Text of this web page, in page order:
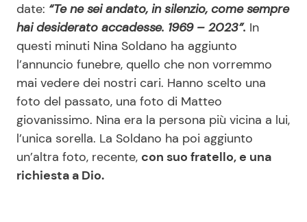
Viaggi e Turismo
Festività
Ricette Feste
Ricette per Bambini
Seguici
date: “Te ne sei andato, in silenzio, come sempre
hai desiderato accadesse. 1969 – 2023”. In
questi minuti Nina Soldano ha aggiunto
l’annuncio funebre, quello che non vorremmo
mai vedere dei nostri cari. Hanno scelto una
foto del passato, una foto di Matteo
giovanissimo. Nina era la persona più vicina a lui,
l’unica sorella. La Soldano ha poi aggiunto
un’altra foto, recente, con suo fratello, e una
richiesta a Dio.